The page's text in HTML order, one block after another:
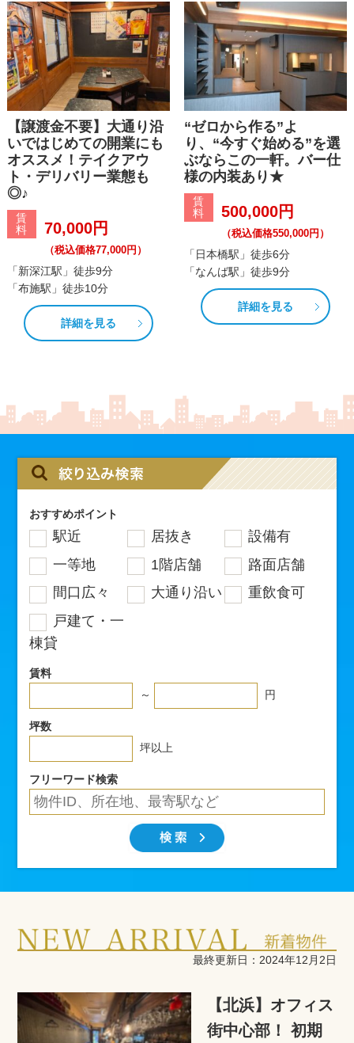
【譲渡金不要】大通り沿
いではじめての開業にも
オススメ！テイクアウ
ト・デリバリー業態も
◎♪
賃
料
70,000円
（税込価格77,000円）
「新深江駅」徒歩9分
「布施駅」徒歩10分
詳細を見る
“ゼロから作る”よ
り、“今すぐ始める”を選
ぶならこの一軒。バー仕
様の内装あり★
賃
料
500,000円
（税込価格550,000円）
「日本橋駅」徒歩6分
「なんば駅」徒歩9分
詳細を見る
おすすめポイント
駅近 居抜き
設備有
一等地
1階店舗
路面店舗
間口広々
大通り沿い
重飲食可
戸建て・一
棟貸
賃料
～
円
坪数
坪以上
フリーワード検索
最終更新日：2024年12月2日
【北浜】オフィス
街中心部！ 初期